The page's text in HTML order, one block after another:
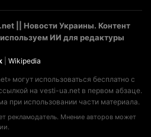
|| Новости Украины. Контент
ИИ для редактуры
Wikipedia
могут использоваться бесплатно с
на vesti-ua.net в первом абзаце.
при использовании части материала.
рекламодатель. Мнение авторов может